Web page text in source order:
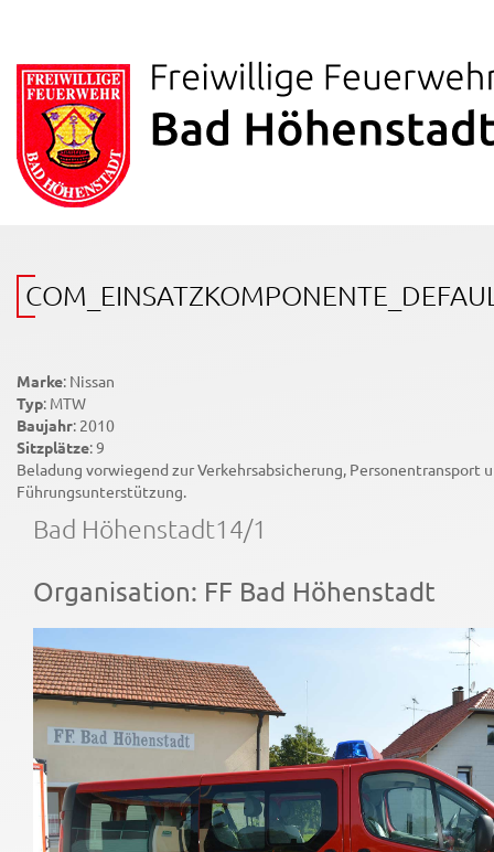
Marke: Nissan
Typ: MTW
Baujahr: 2010
Sitzplätze: 9
Beladung vorwiegend zur Verkehrsabsicherung, Personentransport
Führungsunterstützung.
Bad Höhenstadt14/1
Organisation: FF Bad Höhenstadt